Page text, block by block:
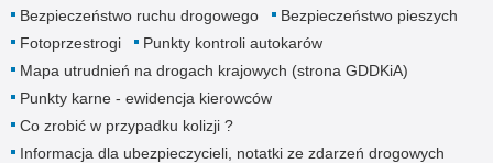
Bezpieczeństwo ruchu drogowego
Bezpieczeństwo pieszych
Fotoprzestrogi
Punkty kontroli autokarów
Mapa utrudnień na drogach krajowych (strona GDDKiA)
Punkty karne - ewidencja kierowców
Co zrobić w przypadku kolizji ?
Informacja dla ubezpieczycieli, notatki ze zdarzeń drogowych